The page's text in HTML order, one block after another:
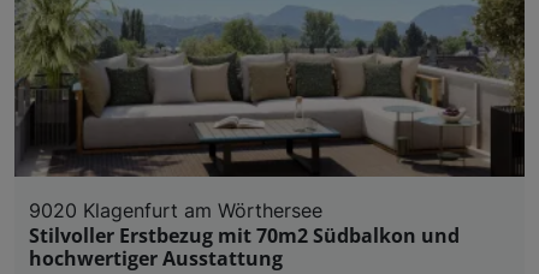
9020 Klagenfurt am Wörthersee
Stilvoller Erstbezug mit 70m2 Südbalkon und
hochwertiger Ausstattung